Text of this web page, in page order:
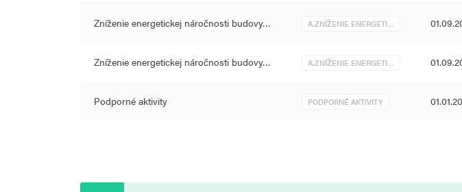
Zníženie energetickej náročnosti budovy… A.ZNÍŽENIE ENERGETI…
Zníženie energetickej náročnosti budovy… A.ZNÍŽENIE ENERGETI…
Podporné aktivity PODPORNÉ AKTIVITY